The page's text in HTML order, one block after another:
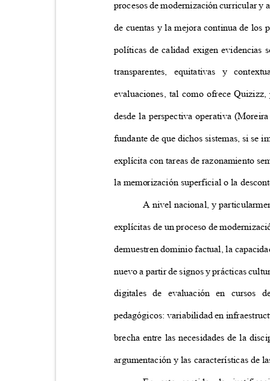
procesos de modernización curricular y
de cuentas y la mejora continua de
políticas de calidad exigen evidencias
transparentes, equitativas y
evaluaciones, tal como ofrece
desde la perspectiva operativa
fundante de que dichos sistemas, si se
explícita con tareas de razonamiento
la memorización superficial o la
A nivel nacional, y
explícitas de un proceso de
demuestren dominio factual, la
nuevo a partir de signos y prácticas
digitales de evaluación en cursos
pedagógicos: variabilidad en
brecha entre las necesidades de la
argumentación y las características de